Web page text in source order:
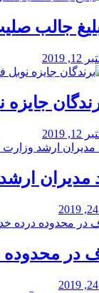
جالب
12, 2019
جایزه
12, 2019
مدیران
در محدوده